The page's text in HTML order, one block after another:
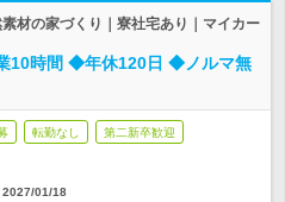
材の家づくり｜寮社宅あり｜マイカー
10時間 ◆年休120日 ◆ノルマ無
転勤なし 第二新卒歓迎
2027/01/18